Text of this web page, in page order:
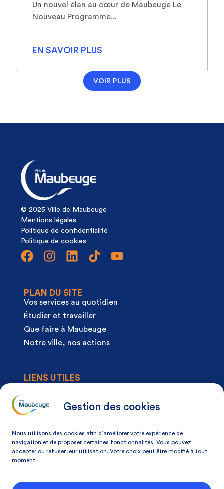
Gestion des cookies
Nous utilisons des cookies afin d’améliorer votre expérience de
navigation et de proposer certaines fonctionnalités. Vous pouvez
accepter ou refuser leur utilisation. Votre choix peut être modifié à tout
moment.
Un nouvel élan au cœur de Maubeuge Le
Nouveau Programme...
EN SAVOIR PLUS
VOIR PLUS
© 2025 Ville de Maubeuge
Mentions légales
Politique de confidentialité
Politique de cookies
PLAN DU SITE
Vos services au quotidien
Étudier et travailler
Que faire à Maubeuge
Notre ville, nos actions
LIENS UTILES
Actualités
Articles à la une
Mon espace citoyen
Mon avis, ma ville